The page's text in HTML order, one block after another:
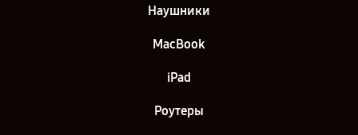
Наушники
MacBook
iPad
Роутеры